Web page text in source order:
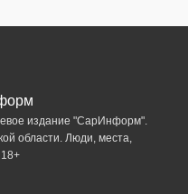
издание "СарИнформ".
области. Люди, места,